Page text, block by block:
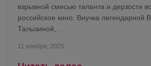
взрывной смесью таланта и дерзости
российское кино. Внучка легендарной
Талызиной,…
11 ноября, 2025